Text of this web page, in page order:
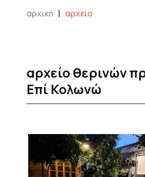
αρχική | αρχείο
αρχείο θερινών
Επί Κολωνώ